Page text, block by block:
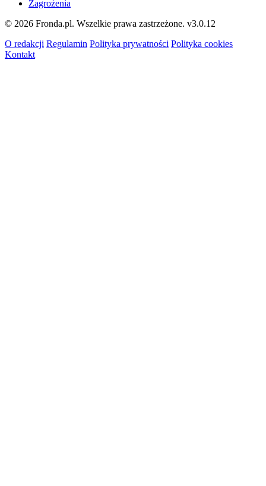
Zagrożenia
© 2026 Fronda.pl. Wszelkie prawa zastrzeżone. v3.0.12
O redakcji Regulamin Polityka prywatności Polityka cookies
Kontakt